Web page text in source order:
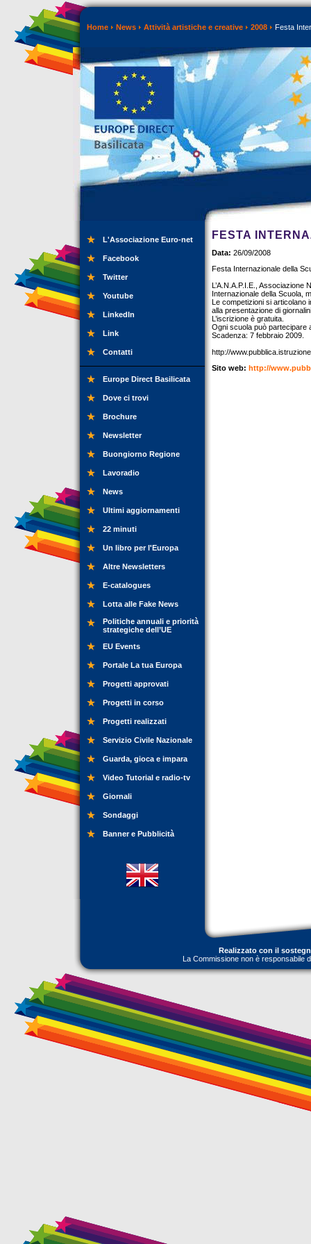
Home News Attività artistiche e creative 2008 Festa
L'Associazione Euro-net
Facebook
Twitter
Youtube
LinkedIn
Link
Contatti
Europe Direct Basilicata
Dove ci trovi
Brochure
Newsletter
Buongiorno Regione
Lavoradio
News
Ultimi aggiornamenti
22 minuti
Un libro per l'Europa
Altre Newsletters
E-catalogues
Lotta alle Fake News
Politiche annuali e priorità
strategiche dell’UE
EU Events
Portale La tua Europa
Progetti approvati
Progetti in corso
Progetti realizzati
Servizio Civile Nazionale
Guarda, gioca e impara
Video Tutorial e radio-tv
Giornali
Sondaggi
Banner e Pubblicità
FESTA
Data: 26/09/2008
Festa Internazionale della
L’A.N.A.P.I.E., Associazione
Internazionale della Scuola,
Le competizioni si articolano
alla presentazione di
L’iscrizione è gratuita.
Ogni scuola può partecipare
Scadenza: 7 febbraio 2009.
http://
Sito web: http://
Realizzato con il
La Commissione non è responsabile